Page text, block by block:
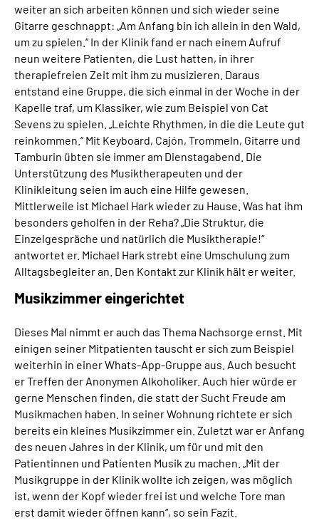
weiter an sich arbeiten können und sich wieder seine
Gitarre geschnappt: „Am Anfang bin ich allein in den Wald,
um zu spielen.“ In der Klinik fand er nach einem Aufruf
neun weitere Patienten, die Lust hatten, in ihrer
therapiefreien Zeit mit ihm zu musizieren. Daraus
entstand eine Gruppe, die sich einmal in der Woche in der
Kapelle traf, um Klassiker, wie zum Beispiel von Cat
Sevens zu spielen. „Leichte Rhythmen, in die die Leute gut
reinkommen.“ Mit Keyboard, Cajón, Trommeln, Gitarre und
Tamburin übten sie immer am Dienstagabend. Die
Unterstützung des Musiktherapeuten und der
Klinikleitung seien im auch eine Hilfe gewesen.
Mittlerweile ist Michael Hark wieder zu Hause. Was hat ihm
besonders geholfen in der Reha? „Die Struktur, die
Einzelgespräche und natürlich die Musiktherapie!“
antwortet er. Michael Hark strebt eine Umschulung zum
Alltagsbegleiter an. Den Kontakt zur Klinik hält er weiter.
Musikzimmer eingerichtet
Dieses Mal nimmt er auch das Thema Nachsorge ernst. Mit
einigen seiner Mitpatienten tauscht er sich zum Beispiel
weiterhin in einer Whats-App-Gruppe aus. Auch besucht
er Treffen der Anonymen Alkoholiker. Auch hier würde er
gerne Menschen finden, die statt der Sucht Freude am
Musikmachen haben. In seiner Wohnung richtete er sich
bereits ein kleines Musikzimmer ein. Zuletzt war er Anfang
des neuen Jahres in der Klinik, um für und mit den
Patientinnen und Patienten Musik zu machen. „Mit der
Musikgruppe in der Klinik wollte ich zeigen, was möglich
ist, wenn der Kopf wieder frei ist und welche Tore man
erst damit wieder öffnen kann“, so sein Fazit.